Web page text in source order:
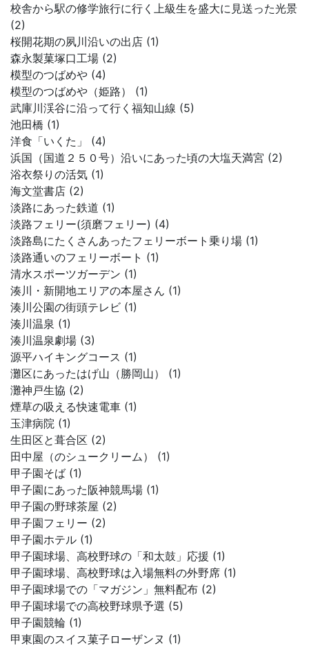
校舎から駅の修学旅行に行く上級生を盛大に見送った光景
(2)
桜開花期の夙川沿いの出店 (1)
森永製菓塚口工場 (2)
模型のつばめや (4)
模型のつばめや（姫路） (1)
武庫川渓谷に沿って行く福知山線 (5)
池田橋 (1)
洋食「いくた」 (4)
浜国（国道２５０号）沿いにあった頃の大塩天満宮 (2)
浴衣祭りの活気 (1)
海文堂書店 (2)
淡路にあった鉄道 (1)
淡路フェリー(須磨フェリー) (4)
淡路島にたくさんあったフェリーボート乗り場 (1)
淡路通いのフェリーボート (1)
清水スポーツガーデン (1)
湊川・新開地エリアの本屋さん (1)
湊川公園の街頭テレビ (1)
湊川温泉 (1)
湊川温泉劇場 (3)
源平ハイキングコース (1)
灘区にあったはげ山（勝岡山） (1)
灘神戸生協 (2)
煙草の吸える快速電車 (1)
玉津病院 (1)
生田区と葺合区 (2)
田中屋（のシュークリーム） (1)
甲子園そば (1)
甲子園にあった阪神競馬場 (1)
甲子園の野球茶屋 (2)
甲子園フェリー (2)
甲子園ホテル (1)
甲子園球場、高校野球の「和太鼓」応援 (1)
甲子園球場、高校野球は入場無料の外野席 (1)
甲子園球場での「マガジン」無料配布 (2)
甲子園球場での高校野球県予選 (5)
甲子園競輪 (1)
甲東園のスイス菓子ローザンヌ (1)